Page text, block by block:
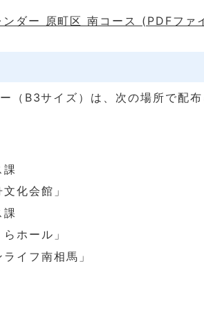
ダー 原町区 南コース (PDFファ
（B3サイズ）は、次の場所で配布
化会館」
ホール」
イフ南相馬」